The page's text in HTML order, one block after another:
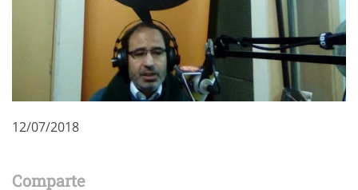
12/07/2018
Comparte